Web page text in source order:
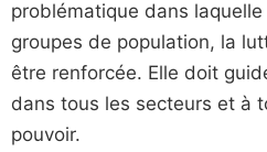
problématique dans
groupes de population, la
être renforcée. Elle doit
dans tous les secteurs et à
pouvoir.